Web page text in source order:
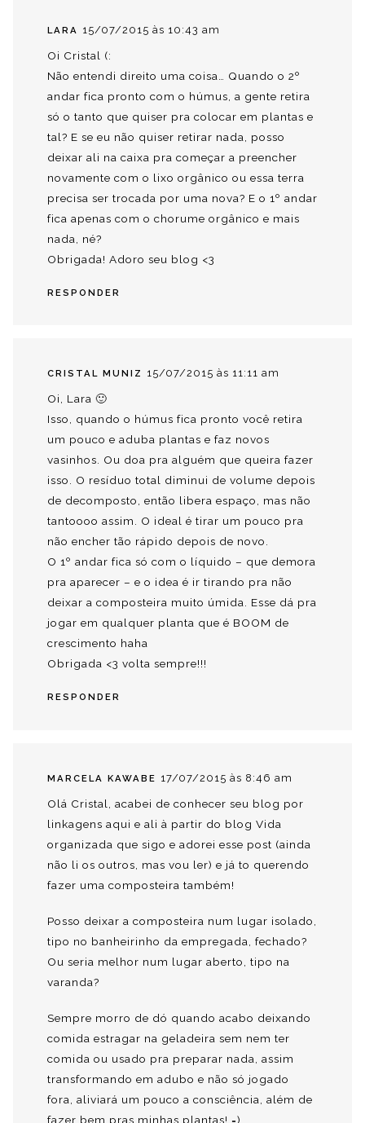
LARA 15/07/2015 às 10:43 am
Oi Cristal (:
Não entendi direito uma coisa… Quando o 2º
andar fica pronto com o húmus, a gente retira
só o tanto que quiser pra colocar em plantas e
tal? E se eu não quiser retirar nada, posso
deixar ali na caixa pra começar a preencher
novamente com o lixo orgânico ou essa terra
precisa ser trocada por uma nova? E o 1º andar
fica apenas com o chorume orgânico e mais
nada, né?
Obrigada! Adoro seu blog <3
RESPONDER
CRISTAL MUNIZ 15/07/2015 às 11:11 am
Oi, Lara 🙂
Isso, quando o húmus fica pronto você retira
um pouco e aduba plantas e faz novos
vasinhos. Ou doa pra alguém que queira fazer
isso. O resíduo total diminui de volume depois
de decomposto, então libera espaço, mas não
tantoooo assim. O ideal é tirar um pouco pra
não encher tão rápido depois de novo.
O 1º andar fica só com o líquido – que demora
pra aparecer – e o idea é ir tirando pra não
deixar a composteira muito úmida. Esse dá pra
jogar em qualquer planta que é BOOM de
crescimento haha
Obrigada <3 volta sempre!!!
RESPONDER
MARCELA KAWABE 17/07/2015 às 8:46 am
Olá Cristal, acabei de conhecer seu blog por
linkagens aqui e ali à partir do blog Vida
organizada que sigo e adorei esse post (ainda
não li os outros, mas vou ler) e já to querendo
fazer uma composteira também!
Posso deixar a composteira num lugar isolado,
tipo no banheirinho da empregada, fechado?
Ou seria melhor num lugar aberto, tipo na
varanda?
Sempre morro de dó quando acabo deixando
comida estragar na geladeira sem nem ter
comida ou usado pra preparar nada, assim
transformando em adubo e não só jogado
fora, aliviará um pouco a consciência, além de
fazer bem pras minhas plantas! =)